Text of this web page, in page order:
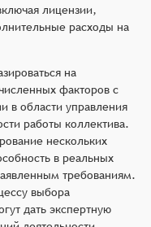
лицензии,
расходы на
на
факторов с
в области управления
работы коллектива.
нескольких
в реальных
требованиям.
выбора
дать экспертную